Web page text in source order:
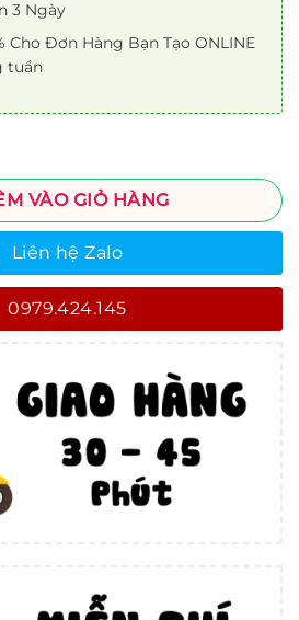
3 Ngày
Cho Đơn Hàng Bạn Tạo ONLINE
tuần
VÀO GIỎ HÀNG
Liên hệ Zalo
0979.424.145